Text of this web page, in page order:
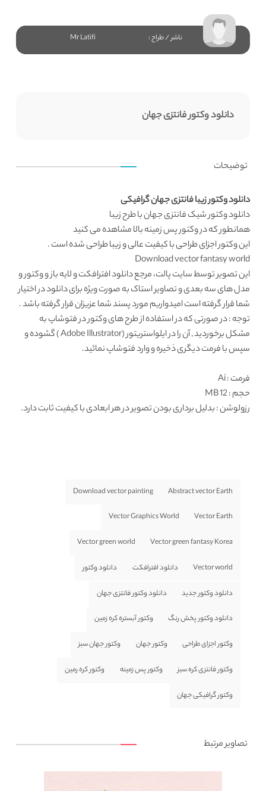
ناشر / طراح : Mr Latifi
دانلود وکتور فانتزی جهان
توضیحات
دانلود وکتور زیبا فانتزی جهان گرافیکی
دانلود وکتورشیک فانتزی جهان با طرح زیبا
همانطور که دروکتور پس زمینهبالا مشاهده می کنید
اینوکتور اجزای طراحیبا کیفیت عالی و زیبا طراحی شده است .
Download vector fantasy world
این تصویر توسطسایت پالت، مرجعدانلود افترافکتو لایه باز و وکتور و
مدل های سه بعدی و تصاویر استاک به صورت ویژه برای دانلود در اختیار
شما قرار گرفته است امیدواریم مورد پسند شما عزیزان قرار گرفته باشد .
توجه : در صورتی که در استفاده از طرح های وکتور در فتوشاپ به
مشکل برخوردید , آن را در ایلواستریتور (Adobe Illustrator ) گشوده و
سپس با فرمت دیگری ذخیره و وارد فتوشاپ نمائید.
فرمت: Ai
حجم : 12 MB
رزولوشن: بدلیل برداری بودن تصویر در هر ابعادی با کیفیت ثابت دارد.
Abstract vector Earth
Download vector painting
Vector Earth
Vector Graphics World
Vector green fantasy Korea
Vector green world
Vector world دانلود افترافکت دانلود وکتور
دانلود وکتور جدید دانلود وکتور فانتزی جهان
دانلود وکتور پخش رنگ وکتور آبستره کره زمین
وکتور اجزای طراحی وکتور جهان وکتور جهان سبز
وکتور فانتزی کره سبز وکتور پس زمینه وکتور کره رمین
وکتور گرافیکی جهان
تصاویر مرتبط